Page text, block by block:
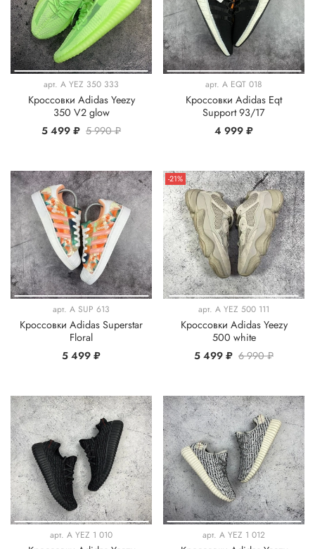
арт. A YEZ 350 333
Кроссовки Adidas Yeezy
350 V2 glow
5 499 ₽ 5 990 ₽
арт. A EQT 018
Кроссовки Adidas Eqt
Support 93/17
4 999 ₽
арт. A SUP 613
Кроссовки Adidas Superstar
Floral
5 499 ₽
-21%
арт. A YEZ 500 111
Кроссовки Adidas Yeezy
500 white
5 499 ₽ 6 990 ₽
арт. A YEZ 1 010 арт. A YEZ 1 012